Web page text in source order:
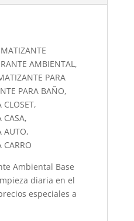
AMBIENTAL,
PARA
PARA BAÑO,
CLOSET,
CASA,
AUTO,
CARRO
Ambiental Base
diaria en el
especiales a